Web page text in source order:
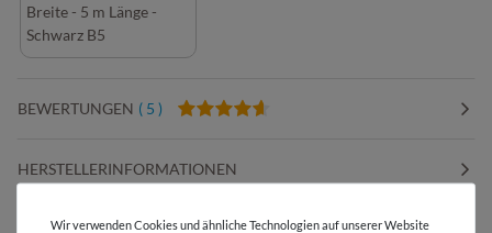
Breite - 5 m Länge -
Schwarz B5
BEWERTUNGEN ( 5 )
HERSTELLERINFORMATIONEN
Wir verwenden Cookies und ähnliche Technologien auf unserer Website